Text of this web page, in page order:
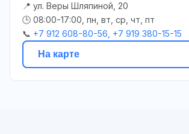
📍 ул. Веры Шляпиной, 20
🕒 08:00-17:00, пн, вт, ср, чт, пт
📞 +7 912 608-80-56, +7 919 380-15-15
На карте